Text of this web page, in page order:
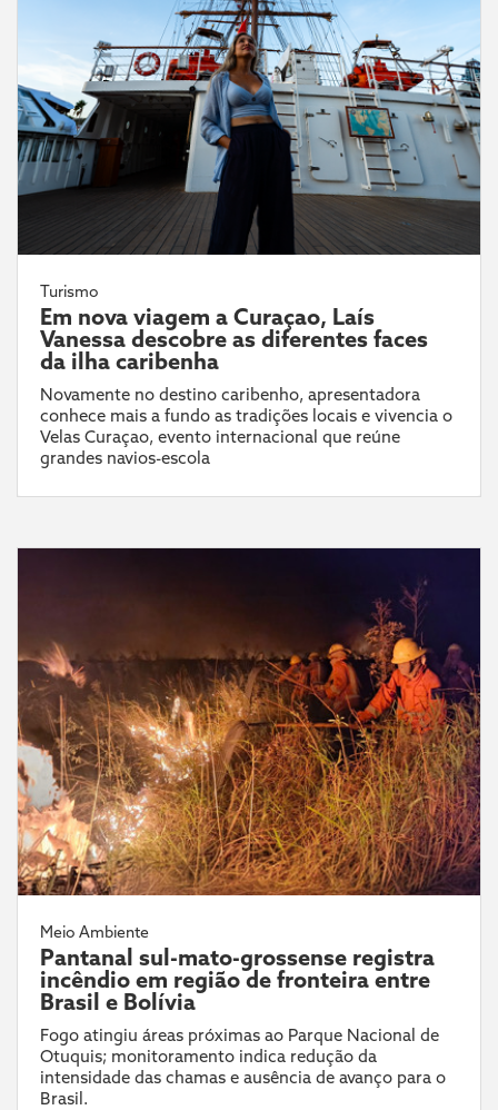
Turismo
Em nova viagem a Curaçao, Laís
Vanessa descobre as diferentes faces
da ilha caribenha
Novamente no destino caribenho, apresentadora
conhece mais a fundo as tradições locais e vivencia o
Velas Curaçao, evento internacional que reúne
grandes navios-escola
Meio Ambiente
Pantanal sul-mato-grossense registra
incêndio em região de fronteira entre
Brasil e Bolívia
Fogo atingiu áreas próximas ao Parque Nacional de
Otuquis; monitoramento indica redução da
intensidade das chamas e ausência de avanço para o
Brasil.